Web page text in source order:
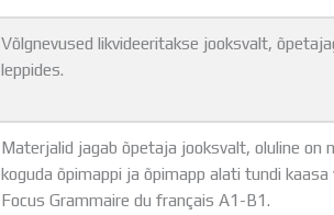
Võlgnevused likvideeritakse jooksvalt,
leppides.
Materjalid jagab õpetaja jooksvalt, oluline on
koguda õpimappi ja õpimapp alati tundi
Focus Grammaire du français A1-B1.